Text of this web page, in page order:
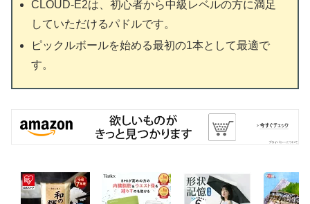
CLOUD-E2は、初心者から中級レベルの方に満足
していただけるパドルです。
ピックルボールを始める最初の1本として最適で
す。